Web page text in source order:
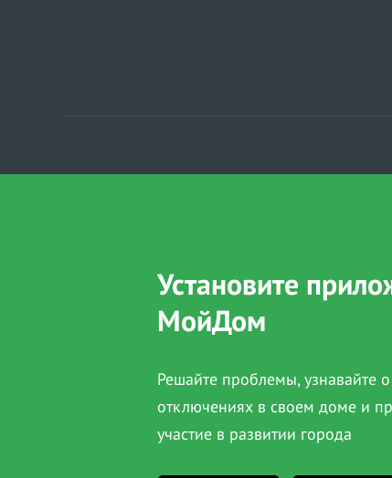
Установите
МойДом
Решайте проблемы, узнавайте
отключениях в своем доме и
участие в развитии города